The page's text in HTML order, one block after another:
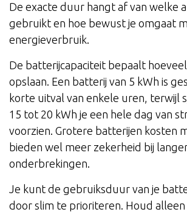
De exacte duur hangt af van welke
gebruikt en hoe bewust je omgaat
energieverbruik.
De batterijcapaciteit bepaalt
opslaan. Een batterij van 5 kWh is
korte uitval van enkele uren, terwijl
15 tot 20 kWh je een hele dag van
voorzien. Grotere batterijen kosten
bieden wel meer zekerheid bij
onderbrekingen.
Je kunt de gebruiksduur van je
door slim te prioriteren. Houd alleen